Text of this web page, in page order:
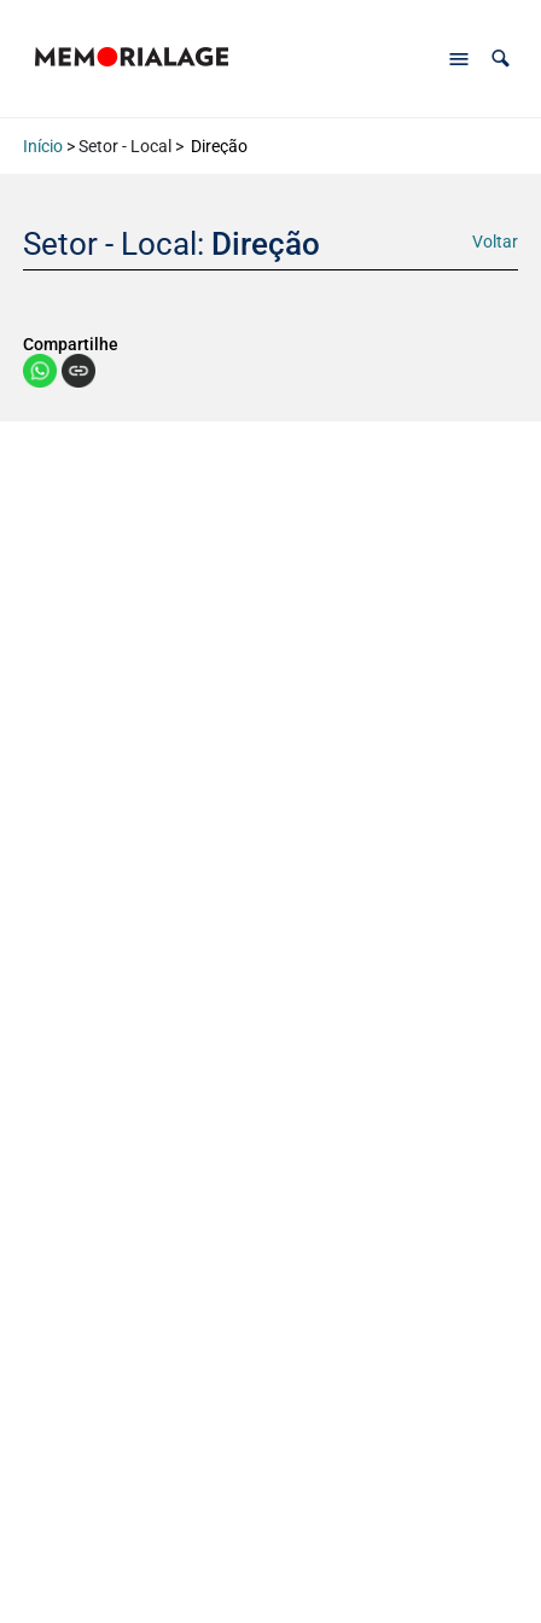
Início> Setor - Local > Direção
Setor - Local: Direção Voltar
Compartilhe